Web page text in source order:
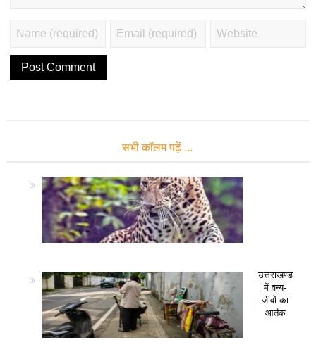
सभी कॉलम पढ़ें …
उत्तराखण्ड
में वन्य-
जीवों का
आतंक